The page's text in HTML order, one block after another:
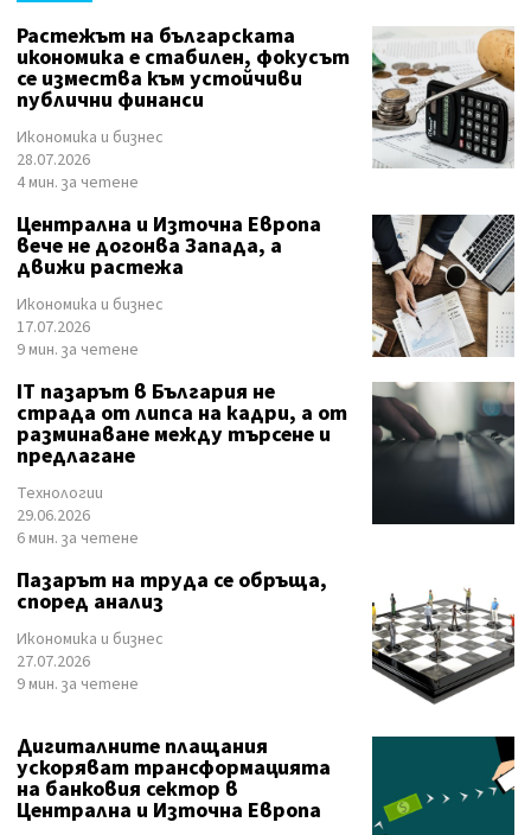
Растежът на българската
икономика е стабилен, фокусът
се измества към устойчиви
публични финанси
Икономика и бизнес
28.07.2026
4 мин. за четене
Централна и Източна Европа
вече не догонва Запада, а
движи растежа
Икономика и бизнес
17.07.2026
9 мин. за четене
IT пазарът в България не
страда от липса на кадри, а от
разминаване между търсене и
предлагане
Технологии
29.06.2026
6 мин. за четене
Пазарът на труда се обръща,
според анализ
Икономика и бизнес
27.07.2026
9 мин. за четене
Дигиталните плащания
ускоряват трансформацията
на банковия сектор в
Централна и Източна Европа